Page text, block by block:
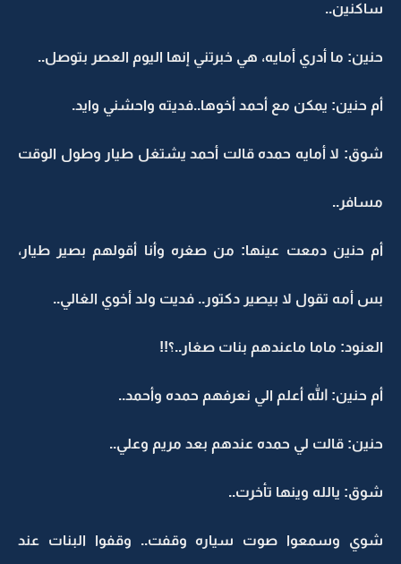
ساكنين..
حنين: ما أدري أمايه، هي خبرتني إنها اليوم العصر بتوصل..
أم حنين: يمكن مع أحمد أخوها..فديته واحشني وايد.
شوق: لا أمايه حمده قالت أحمد يشتغل طيار وطول الوقت
مسافر..
أم حنين دمعت عينها: من صغره وأنا أقولهم بصير طيار،
بس أمه تقول لا بيصير دكتور.. فديت ولد أخوي الغالي..
العنود: ماما ماعندهم بنات صغار..؟!!
أم حنين: الله أعلم الي نعرفهم حمده وأحمد..
حنين: قالت لي حمده عندهم بعد مريم وعلي..
شوق: يالله وينها تأخرت..
شوي وسمعوا صوت سياره وقفت.. وقفوا البنات عند